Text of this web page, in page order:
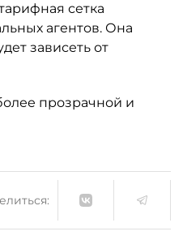
сетка
агентов. Она
зависеть от
прозрачной и